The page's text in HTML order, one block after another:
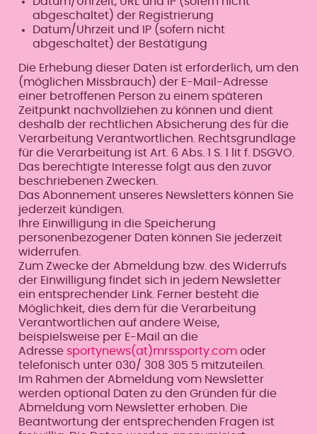
abgeschaltet) der Registrierung
Datum/Uhrzeit und IP (sofern nicht
abgeschaltet) der Bestätigung
Die Erhebung dieser Daten ist erforderlich, um den
(möglichen Missbrauch) der E-Mail-Adresse
einer betroffenen Person zu einem späteren
Zeitpunkt nachvollziehen zu können und dient
deshalb der rechtlichen Absicherung des für die
Verarbeitung Verantwortlichen. Rechtsgrundlage
für die Verarbeitung ist Art. 6 Abs. 1 S. 1 lit f. DSGVO.
Das berechtigte Interesse folgt aus den zuvor
beschriebenen Zwecken.
Das Abonnement unseres Newsletters können Sie
jederzeit kündigen.
Ihre Einwilligung in die Speicherung
personenbezogener Daten können Sie jederzeit
widerrufen.
Zum Zwecke der Abmeldung bzw. des Widerrufs
der Einwilligung findet sich in jedem Newsletter
ein entsprechender Link. Ferner besteht die
Möglichkeit, dies dem für die Verarbeitung
Verantwortlichen auf andere Weise,
beispielsweise per E-Mail an die
Adresse sportynews(at)mrssporty.comoder
telefonisch unter 030/ 308 305 5 mitzuteilen.
Im Rahmen der Abmeldung vom Newsletter
werden optional Daten zu den Gründen für die
Abmeldung vom Newsletter erhoben. Die
Beantwortung der entsprechenden Fragen ist